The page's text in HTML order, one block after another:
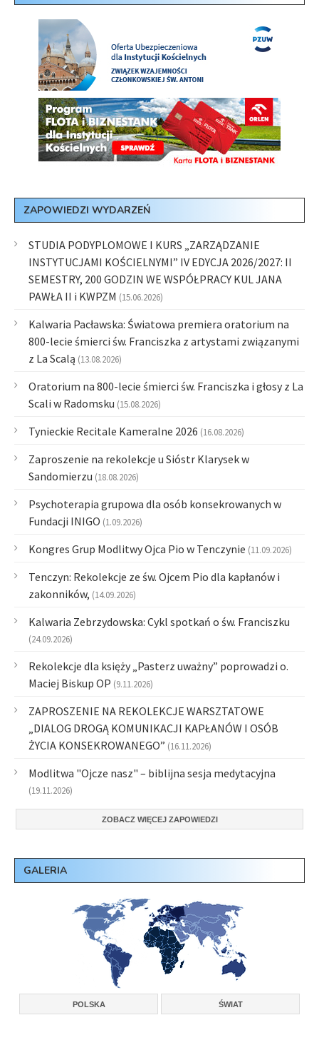
ZAPOWIEDZI WYDARZEŃ
STUDIA PODYPLOMOWE I KURS „ZARZĄDZANIE
INSTYTUCJAMI KOŚCIELNYMI” IV EDYCJA 2026/2027: II
SEMESTRY, 200 GODZIN WE WSPÓŁPRACY KUL JANA
PAWŁA II i KWPZM (15.06.2026)
Kalwaria Pacławska: Światowa premiera oratorium na
800-lecie śmierci św. Franciszka z artystami związanymi
z La Scalą (13.08.2026)
Oratorium na 800-lecie śmierci św. Franciszka i głosy z La
Scali w Radomsku (15.08.2026)
Tynieckie Recitale Kameralne 2026 (16.08.2026)
Zaproszenie na rekolekcje u Sióstr Klarysek w
Sandomierzu (18.08.2026)
Psychoterapia grupowa dla osób konsekrowanych w
Fundacji INIGO (1.09.2026)
Kongres Grup Modlitwy Ojca Pio w Tenczynie (11.09.2026)
Tenczyn: Rekolekcje ze św. Ojcem Pio dla kapłanów i
zakonników, (14.09.2026)
Kalwaria Zebrzydowska: Cykl spotkań o św. Franciszku
(24.09.2026)
Rekolekcje dla księży „Pasterz uważny” poprowadzi o.
Maciej Biskup OP (9.11.2026)
ZAPROSZENIE NA REKOLEKCJE WARSZTATOWE
„DIALOG DROGĄ KOMUNIKACJI KAPŁANÓW I OSÓB
ŻYCIA KONSEKROWANEGO” (16.11.2026)
Modlitwa "Ojcze nasz" – biblijna sesja medytacyjna
(19.11.2026)
ZOBACZ WIĘCEJ ZAPOWIEDZI
GALERIA
POLSKA ŚWIAT